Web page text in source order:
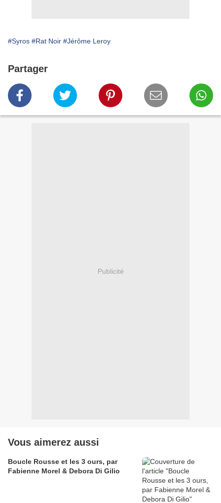
#Syros #Rat Noir #Jérôme Leroy
Partager
Publicité
Vous aimerez aussi
Boucle Rousse et les 3 ours, par
Fabienne Morel & Debora Di Gilio